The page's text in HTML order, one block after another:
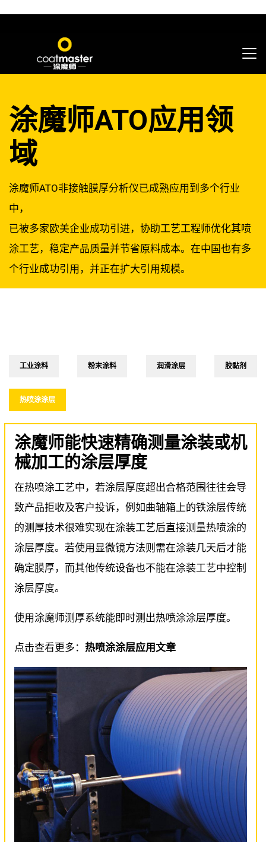
涂魔师ATO应用领
域
涂魔师ATO非接触膜厚分析仪已成熟应用到多个行业
中，
已被多家欧美企业成功引进，协助工艺工程师优化其喷
涂工艺，稳定产品质量并节省原料成本。在中国也有多
个行业成功引用，并正在扩大引用规模。
工业涂料 粉末涂料 润滑涂层 胶黏剂
热喷涂涂层
涂魔师能快速精确测量涂装或机
械加工的涂层厚度
在热喷涂工艺中，若涂层厚度超出合格范围往往会导
致产品拒收及客户投诉，例如曲轴箱上的铁涂层传统
的测厚技术很难实现在涂装工艺后直接测量热喷涂的
涂层厚度。若使用显微镜方法则需在涂装几天后才能
确定膜厚，而其他传统设备也不能在涂装工艺中控制
涂层厚度。
使用涂魔师测厚系统能即时测出热喷涂涂层厚度。
点击查看更多： 热喷涂涂层应用文章